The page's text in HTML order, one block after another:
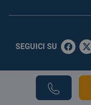
SEGUICI SU
WHISTLEBLOWING